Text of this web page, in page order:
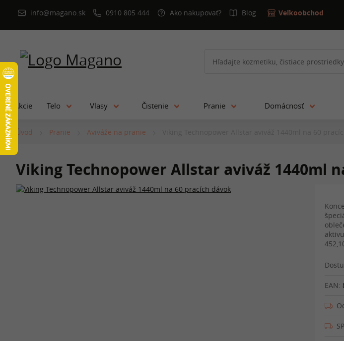
info@magano.sk 0910 805 444 Ako nakupovať? Blog Veľkoobchod
Akcie Telo Vlasy Čistenie Pranie Domácnosť
Úvod Pranie Aviváže na pranie
Viking Technopower Allstar aviváž 1440ml
EAN: